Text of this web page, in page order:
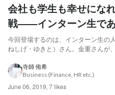
会社も学生も幸せにな
戦――インターン生で
る金重さん
今回登場するのは、インターン生の
ねしげ・ゆきと）さん。金重さんが
全国各地のインターン生50人を取り
す。今回は、そんな金重さんにPOL
寺師 侑希
Business (Finance, HR etc.)
June 06, 2019, 7 likes